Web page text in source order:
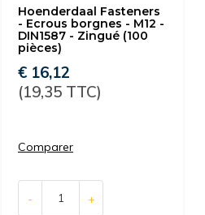
Hoenderdaal Fasteners
- Ecrous borgnes - M12 -
DIN1587 - Zingué (100
pièces)
€ 16,12
(19,35 TTC)
Comparer
- +